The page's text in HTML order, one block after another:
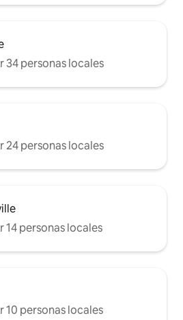
34 personas locales
24 personas locales
personas locales
10 personas locales